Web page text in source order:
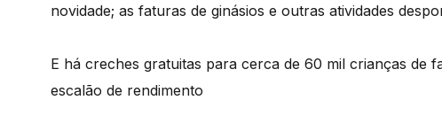
novidade; as faturas de ginásios e outras atividades
E há creches gratuitas para cerca de 60 mil crianças de
escalão de rendimento